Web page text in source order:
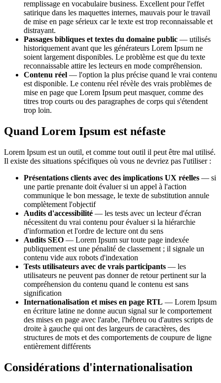
remplissage en vocabulaire business. Excellent pour l'effet
satirique dans les maquettes internes, mauvais pour le travail
de mise en page sérieux car le texte est trop reconnaissable et
distrayant.
Passages bibliques et textes du domaine public — utilisés
historiquement avant que les générateurs Lorem Ipsum ne
soient largement disponibles. Le problème est que du texte
reconnaissable attire les lecteurs en mode compréhension.
Contenu réel — l'option la plus précise quand le vrai contenu
est disponible. Le contenu réel révèle des vrais problèmes de
mise en page que Lorem Ipsum peut masquer, comme des
titres trop courts ou des paragraphes de corps qui s'étendent
trop loin.
Quand Lorem Ipsum est néfaste
Lorem Ipsum est un outil, et comme tout outil il peut être mal utilisé.
Il existe des situations spécifiques où vous ne devriez pas l'utiliser :
Présentations clients avec des implications UX réelles — si
une partie prenante doit évaluer si un appel à l'action
communique le bon message, le texte de substitution annule
complètement l'objectif
Audits d'accessibilité — les tests avec un lecteur d'écran
nécessitent du vrai contenu pour évaluer si la hiérarchie
d'information et l'ordre de lecture ont du sens
Audits SEO — Lorem Ipsum sur toute page indexée
publiquement est une pénalité de classement ; il signale un
contenu vide aux robots d'indexation
Tests utilisateurs avec de vrais participants — les
utilisateurs ne peuvent pas donner de retour pertinent sur la
compréhension du contenu quand le contenu est sans
signification
Internationalisation et mises en page RTL — Lorem Ipsum
en écriture latine ne donne aucun signal sur le comportement
des mises en page avec l'arabe, l'hébreu ou d'autres scripts de
droite à gauche qui ont des largeurs de caractères, des
structures de mots et des comportements de coupure de ligne
entièrement différents
Considérations d'internationalisation